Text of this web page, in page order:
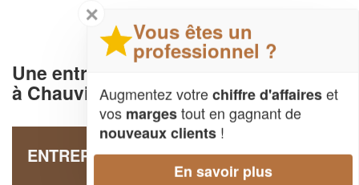
Une entreprise deSécurité de l'habitat
à Chauvigne (35490)
ENTREPRISE ELSHOUT DAVID-MICHEL-
PAUL
✕
Vous êtes un
professionnel ?
Augmentez votrechiffre d'affaireset
vos margestout en gagnant de
nouveaux clients !
En savoir plus